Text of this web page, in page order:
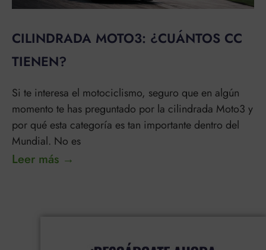
CILINDRADA MOTO3: ¿CUÁNTOS CC
TIENEN?
Si te interesa el motociclismo, seguro que en algún
momento te has preguntado por la cilindrada Moto3 y
por qué esta categoría es tan importante dentro del
Mundial. No es
Leer más →